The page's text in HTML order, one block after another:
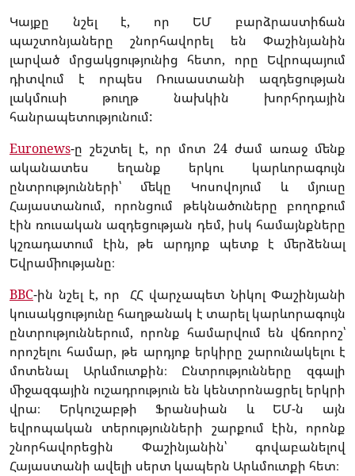
Կայքը նշել է, որ ԵՄ բարձրաստիճան
պաշտոնյաները շնորհավորել են Փաշինյանին
լարված մրցակցությունից հետո, որը Եվրոպայում
դիտվում է որպես Ռուսաստանի ազդեցության
լակմուսի թուղթ նախկին խորհրդային
հանրապետությունում:
Euronews-ը շեշտել է, որ մոտ 24 ժամ առաջ մենք
ականատես եղանք երկու կարևորագույն
ընտրությունների՝ մեկը Կոսովոյում և մյուսը
Հայաստանում, որոնցում թեկնածուները բողոքում
էին ռուսական ազդեցության դեմ, իսկ համայնքները
կշռադատում էին, թե արդյոք պետք է մերձենալ
Եվրամիությանը։
BBC-ին նշել է, որ ՀՀ վարչապետ Նիկոլ Փաշինյանի
կուսակցությունը հաղթանակ է տարել կարևորագույն
ընտրություններում, որոնք համարվում են վճռորոշ՝
որոշելու համար, թե արդյոք երկիրը շարունակելու է
մոտենալ Արևմուտքին։ Ընտրությունները զգալի
միջազգային ուշադրություն են կենտրոնացրել երկրի
վրա։ Երկուշաբթի Ֆրանսիան և ԵՄ-ն այն
եվրոպական տերությունների շարքում էին, որոնք
շնորհավորեցին Փաշինյանին՝ գովաբանելով
Հայաստանի ավելի սերտ կապերն Արևմուտքի հետ։